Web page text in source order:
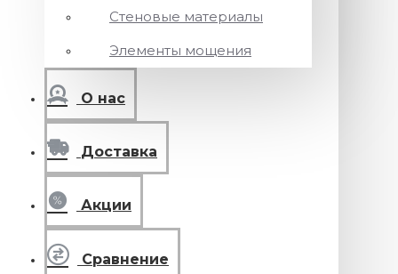
Стеновые материалы
Элементы мощения
О нас
Доставка
Акции
Сравнение